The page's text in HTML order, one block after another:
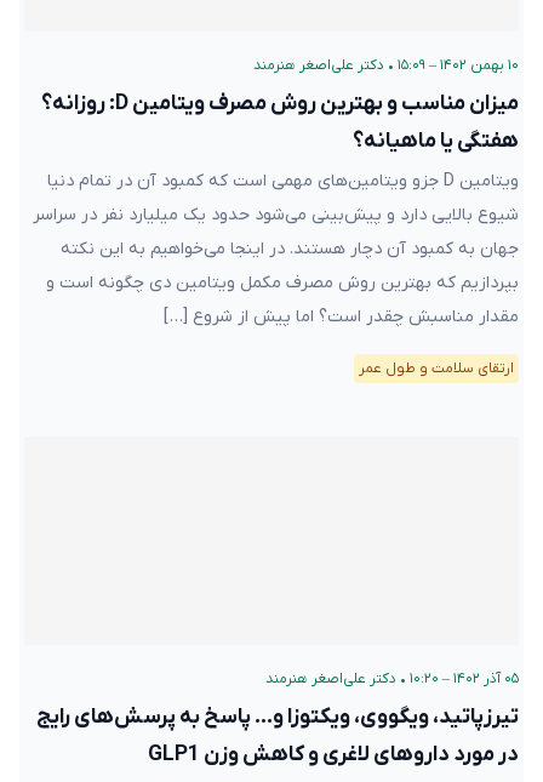
۱۰ بهمن ۱۴۰۲ – ۱۵:۰۹ • دکتر علی‌اصغر هنرمند
میزان مناسب و بهترین روش مصرف ویتامین D: روزانه؟
هفتگی یا ماهیانه؟
ویتامین D جزو ویتامین‌های مهمی است که کمبود آن در تمام دنیا
شیوع بالایی دارد و پیش‌بینی می‌شود حدود یک میلیارد نفر در سراسر
جهان به کمبود آن دچار هستند. در اینجا می‌خواهیم به این نکته
بپردازیم که بهترین روش مصرف مکمل ویتامین دی چگونه است و
مقدار مناسبش چقدر است؟ اما پیش از شروع […]
ارتقای سلامت و طول عمر
۰۵ آذر ۱۴۰۲ – ۱۰:۲۰ • دکتر علی‌اصغر هنرمند
تیرزپاتید، ویگووی، ویکتوزا و… پاسخ به پرسش‌های رایج
در مورد داروهای لاغری و کاهش وزن GLP1